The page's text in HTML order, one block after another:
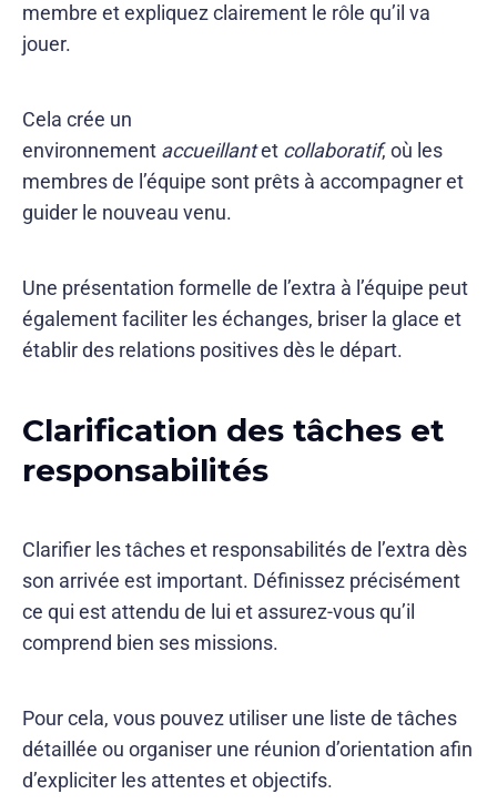
membre et expliquez clairement le rôle qu’il va
jouer.
Cela crée un
environnement accueillantet collaboratif, où les
membres de l’équipe sont prêts à accompagner et
guider le nouveau venu.
Une présentation formelle de l’extra à l’équipe peut
également faciliter les échanges, briser la glace et
établir des relations positives dès le départ.
Clarification des tâches et
responsabilités
Clarifier les tâches et responsabilités de l’extra dès
son arrivée est important. Définissez précisément
ce qui est attendu de lui et assurez-vous qu’il
comprend bien ses missions.
Pour cela, vous pouvez utiliser une liste de tâches
détaillée ou organiser une réunion d’orientation afin
d’expliciter les attentes et objectifs.